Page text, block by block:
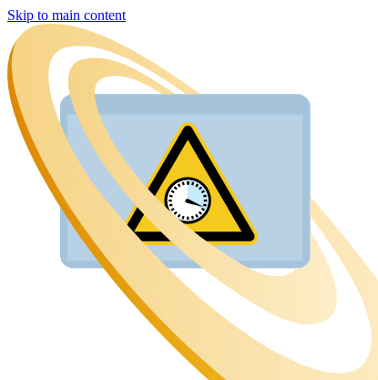
Skip to main content